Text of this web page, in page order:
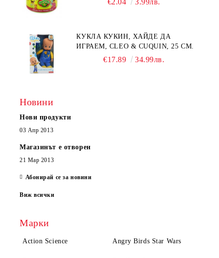
€2.04 3.99лв.
КУКЛА КУКИН, ХАЙДЕ ДА
ИГРАЕМ, CLEO & CUQUIN, 25 СМ.
€17.89 34.99лв.
Новини
Нови продукти
03 Апр 2013
Магазинът е отворен
21 Мар 2013
Абонирай се за новини
Виж всички
Марки
Action Science Angry Birds Star Wars